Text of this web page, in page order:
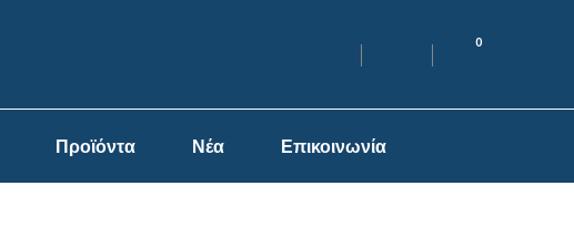
0
Προϊόντα Νέα Επικοινωνία